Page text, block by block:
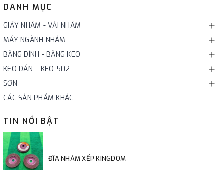
DANH MỤC
GIẤY NHÁM - VẢI NHÁM
MÁY NGÀNH NHÁM
BĂNG DÍNH - BĂNG KEO
KEO DÁN – KEO 502
SƠN
CÁC SẢN PHẨM KHÁC
TIN NỔI BẬT
ĐĨA NHÁM XẾP KINGDOM